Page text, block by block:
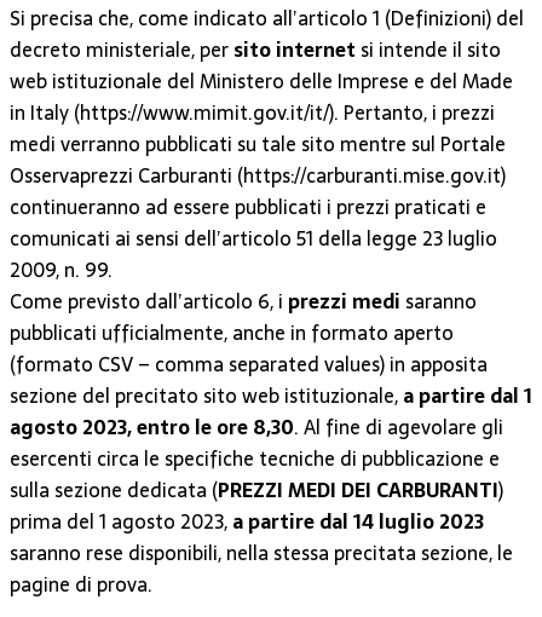
Si precisa che, come indicato all’articolo 1 (Definizioni) del
decreto ministeriale, persito internet si intende il sito
web istituzionale del Ministero delle Imprese e del Made
in Italy (https://www.mimit.gov.it/it/). Pertanto, i prezzi
medi verranno pubblicati su tale sito mentre sul Portale
Osservaprezzi Carburanti (https://carburanti.mise.gov.it)
continueranno ad essere pubblicati i prezzi praticati e
comunicati ai sensi dell’articolo 51 della legge 23 luglio
2009, n. 99.
Come previsto dall’articolo 6, i prezzi medi saranno
pubblicati ufficialmente, anche in formato aperto
(formato CSV – comma separated values) in apposita
sezione del precitato sito web istituzionale,a partire dal 1
agosto 2023, entro le ore 8,30. Al fine di agevolare gli
esercenti circa le specifiche tecniche di pubblicazione e
sulla sezione dedicata (PREZZI MEDI DEI CARBURANTI)
prima del 1 agosto 2023,a partire dal 14 luglio 2023
saranno rese disponibili, nella stessa precitata sezione, le
pagine di prova.